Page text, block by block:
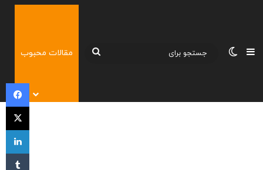
نوارکناریتغییر پوسته
جستجومقالات محبوب